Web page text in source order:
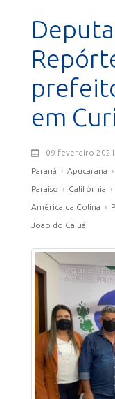
em
09 fevereiro
Paraná › Apucarana ›
Paraíso › Califórnia ›
América da Colina ›
João do Caiuá